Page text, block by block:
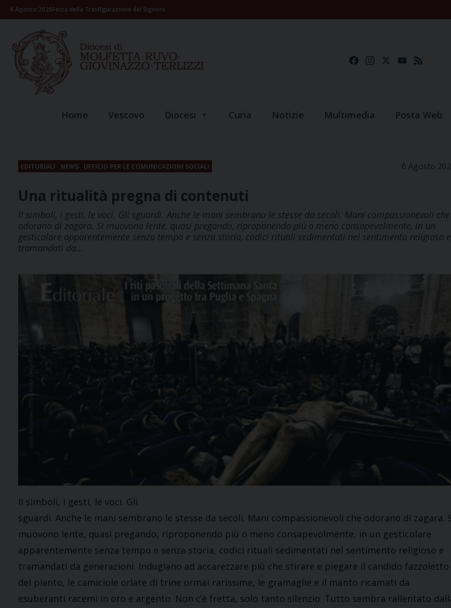
Skip6 Agosto 2026Festa della Trasfigurazione del Signore
FacebookInstagramYouTube
Home Vescovo Diocesi Curia Notizie Multimedia Posta Web
EDITORIALI NEWS UFFICIO PER LE COMUNICAZIONI SOCIALI 6 Agosto
Una ritualità pregna di contenuti
II simboli, i gesti, le voci. Gli sguardi. Anche le mani sembrano le stesse da secoli. Mani compassionevoli che
odorano di zagara. Si muovono lente, quasi pregando, riproponendo più o meno consapevolmente, in un
gesticolare apparentemente senza tempo e senza storia, codici rituali sedimentati nel sentimento religioso e
tramandati da…
II simboli, i gesti, le voci. Gli
sguardi. Anche le mani sembrano le stesse da secoli. Mani compassionevoli che odorano di zagara.
muovono lente, quasi pregando, riproponendo più o meno consapevolmente, in un gesticolare
apparentemente senza tempo e senza storia, codici rituali sedimentati nel sentimento religioso e
tramandati da generazioni. Indugiano ad accarezzare più che stirare e piegare il candido fazzoletto
del pianto, le camiciole orlate di trine ormai rarissime, le gramaglie e il manto ricamati da
esuberanti racemi in oro e argento. Non c’è fretta, solo tanto silenzio. Tutto sembra rallentato